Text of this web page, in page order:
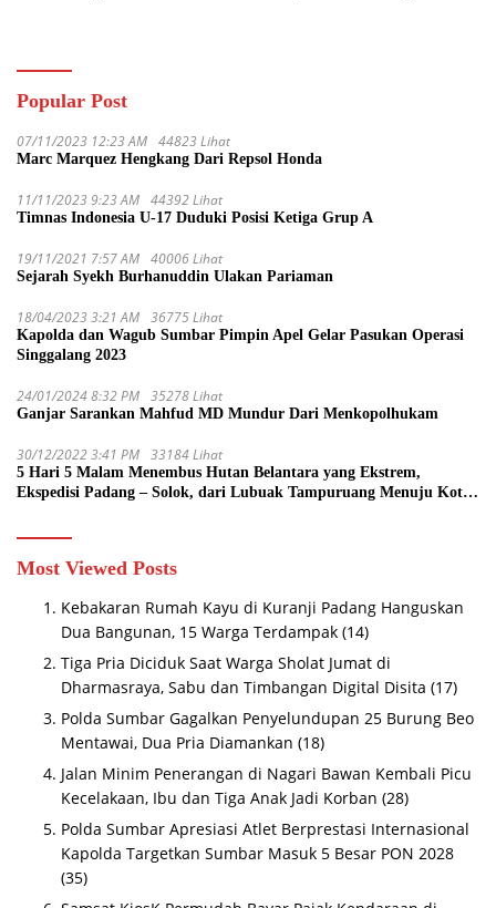
Popular Post
07/11/2023 12:23 AM 44823 Lihat
Marc Marquez Hengkang Dari Repsol Honda
11/11/2023 9:23 AM 44392 Lihat
Timnas Indonesia U-17 Duduki Posisi Ketiga Grup A
19/11/2021 7:57 AM 40006 Lihat
Sejarah Syekh Burhanuddin Ulakan Pariaman
18/04/2023 3:21 AM 36775 Lihat
Kapolda dan Wagub Sumbar Pimpin Apel Gelar Pasukan Operasi
Singgalang 2023
24/01/2024 8:32 PM 35278 Lihat
Ganjar Sarankan Mahfud MD Mundur Dari Menkopolhukam
30/12/2022 3:41 PM 33184 Lihat
5 Hari 5 Malam Menembus Hutan Belantara yang Ekstrem,
Ekspedisi Padang – Solok, dari Lubuak Tampuruang Menuju Koto
Most Viewed Posts
Kebakaran Rumah Kayu di Kuranji Padang Hanguskan
Dua Bangunan, 15 Warga Terdampak (14)
Tiga Pria Diciduk Saat Warga Sholat Jumat di
Dharmasraya, Sabu dan Timbangan Digital Disita (17)
Polda Sumbar Gagalkan Penyelundupan 25 Burung Beo
Mentawai, Dua Pria Diamankan (18)
Jalan Minim Penerangan di Nagari Bawan Kembali Picu
Kecelakaan, Ibu dan Tiga Anak Jadi Korban (28)
Polda Sumbar Apresiasi Atlet Berprestasi Internasional
Kapolda Targetkan Sumbar Masuk 5 Besar PON 2028
(35)